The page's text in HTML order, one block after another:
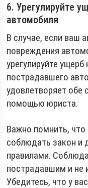
6. Урегулируйте
автомобиля
В случае, если ваш
повреждения
урегулируйте
пострадавшего
удовлетворяет обе
помощью юриста.
Важно помнить,
соблюдать закон и
правилами.
пострадавшим и не
Убедитесь, что у